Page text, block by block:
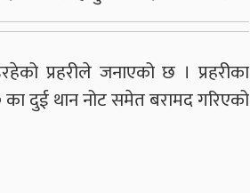
प्रहरीले जनाएको छ । प्रहरीका
दुई थान नोट समेत बरामद गरिएको